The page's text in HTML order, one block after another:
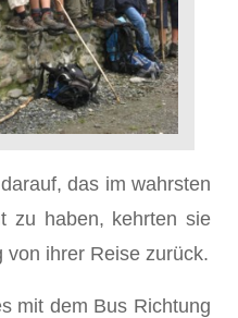
das im wahrsten
zu haben, kehrten sie
ihrer Reise zurück.
mit dem Bus Richtung